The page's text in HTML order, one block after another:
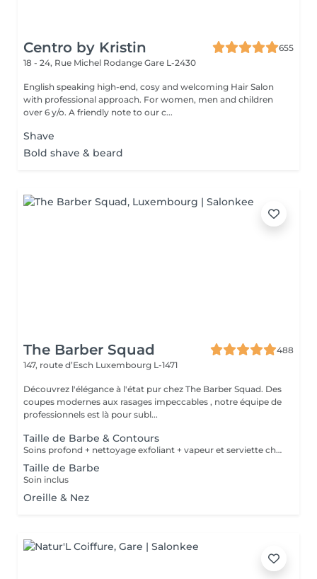
Centro by Kristin
655
18 - 24, Rue Michel Rodange Gare L-2430
English speaking high-end, cosy and welcoming Hair Salon
with professional approach. For women, men and children
over 6 y/o. A friendly note to our c...
Shave
Bold shave & beard
The Barber Squad
488
147, route d’Esch Luxembourg L-1471
Découvrez l'élégance à l'état pur chez The Barber Squad. Des
coupes modernes aux rasages impeccables , notre équipe de
professionnels est là pour subl...
Taille de Barbe & Contours
Soins profond + nettoyage exfoliant + vapeur et serviette chaude/froide
Taille de Barbe
Soin inclus
Oreille & Nez